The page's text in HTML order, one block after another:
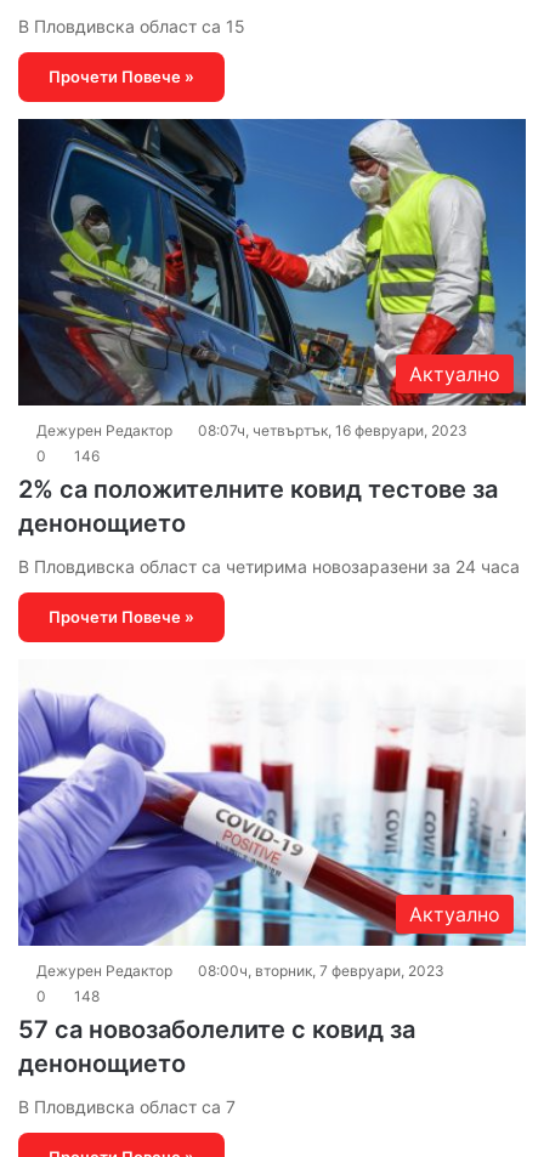
В Пловдивска област са 15
Прочети Повече »
Актуално
Дежурен Редактор
08:07ч, четвъртък, 16 февруари, 2023
0
146
2% са положителните ковид тестове за
денонощието
В Пловдивска област са четирима новозаразени за 24 часа
Прочети Повече »
Актуално
Дежурен Редактор
08:00ч, вторник, 7 февруари, 2023
0
148
57 са новозаболелите с ковид за
денонощието
В Пловдивска област са 7